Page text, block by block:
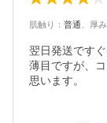
肌触り ： 普通 厚み
翌日発送です
薄目ですが、
思います。